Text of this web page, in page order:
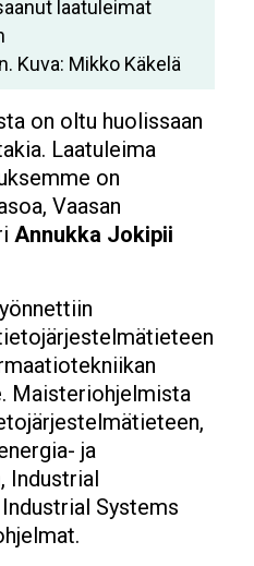
laatuleimat
Kuva: Mikko Käkelä
on oltu huolissaan
Laatuleima
on
Vaasan
Annukka Jokipii
Maisteriohjelmista
ja
Industrial
Systems